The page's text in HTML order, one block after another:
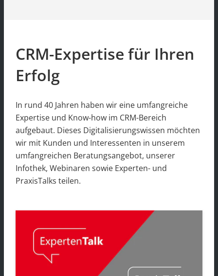
CRM-Expertise für Ihren
Erfolg
In rund 40 Jahren haben wir eine umfangreiche
Expertise und Know-how im CRM-Bereich
aufgebaut. Dieses Digitalisierungswissen möchten
wir mit Kunden und Interessenten in unserem
umfangreichen Beratungsangebot, unserer
Infothek, Webinaren sowie Experten- und
PraxisTalks teilen.